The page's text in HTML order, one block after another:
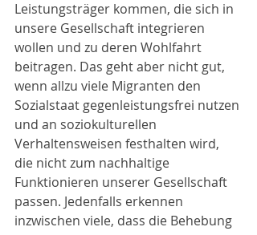
Leistungsträger kommen, die sich in
unsere Gesellschaft integrieren
wollen und zu deren Wohlfahrt
beitragen. Das geht aber nicht gut,
wenn allzu viele Migranten den
Sozialstaat gegenleistungsfrei nutzen
und an soziokulturellen
Verhaltensweisen festhalten wird,
die nicht zum nachhaltige
Funktionieren unserer Gesellschaft
passen. Jedenfalls erkennen
inzwischen viele, dass die Behebung